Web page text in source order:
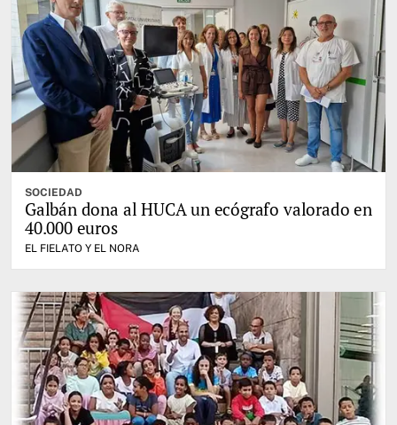
SOCIEDAD
Galbán dona al HUCA un ecógrafo valorado en
40.000 euros
EL FIELATO Y EL NORA